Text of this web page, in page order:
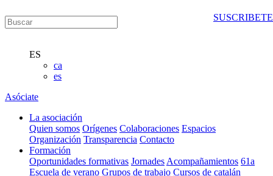
ES
ca
es
Asóciate
La asociación
Quien somos Orígenes Colaboraciones Espacios
Organización Transparencia Contacto
Formación
Oportunidades formativas Jornades Acompañamientos 61a
Escuela de verano Grupos de trabajo Cursos de catalán
SUSCRIBETE